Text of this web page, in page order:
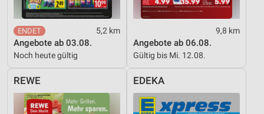
5,2 km
Angebote ab 03.08.
Noch heute gültig
9,8 km
Angebote ab 06.08.
Gültig bis Mi. 12.08.
REWE EDEKA
Verwendung reduzierter Daten zur Auswahl von
Inhalten
IAB-Besonderheiten:
Informationen identifizieren